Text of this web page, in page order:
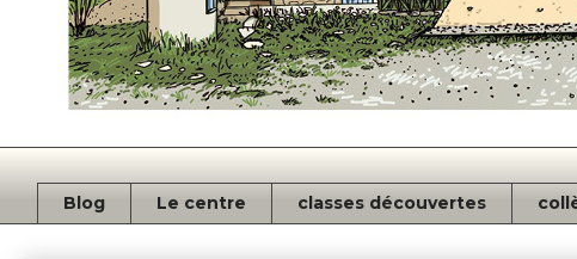
Blog Le centre classes découvertes